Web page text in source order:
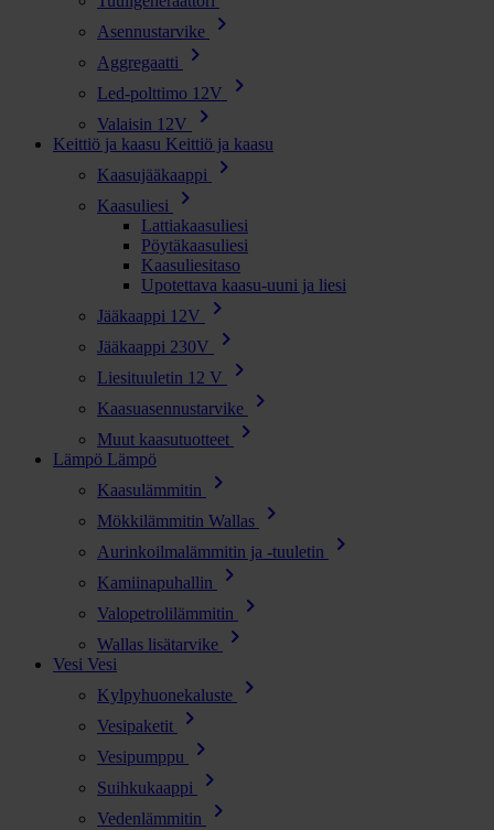
Asennustarvike chevron_right
Aggregaatti chevron_right
Led-polttimo 12V chevron_right
Valaisin 12V chevron_right
Keittiö ja kaasu Keittiö ja kaasu
Kaasujääkaappi
chevron_right
Kaasuliesi chevron_right
Lattiakaasuliesi
Pöytäkaasuliesi
Kaasuliesitaso
Upotettava kaasu-uuni ja liesi
Jääkaappi 12V
chevron_right
Jääkaappi 230V chevron_right
Liesituuletin 12 V chevron_right
Kaasuasennustarvike chevron_right
Muut kaasutuotteet chevron_right
Lämpö Lämpö
Kaasulämmitin
chevron_right
Mökkilämmitin Wallas chevron_right
Aurinkoilmalämmitin ja -tuuletin chevron_right
Kamiinapuhallin chevron_right
Valopetrolilämmitin chevron_right
Wallas lisätarvike chevron_right
Vesi Vesi
Kylpyhuonekaluste
chevron_right
Vesipaketit chevron_right
Vesipumppu chevron_right
Suihkukaappi chevron_right
Vedenlämmitin chevron_right